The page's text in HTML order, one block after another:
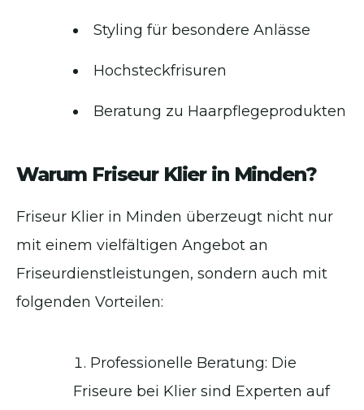
Styling für besondere Anlässe
Hochsteckfrisuren
Beratung zu Haarpflegeprodukten
Warum Friseur Klier in Minden?
Friseur Klier in Minden überzeugt nicht nur
mit einem vielfältigen Angebot an
Friseurdienstleistungen, sondern auch mit
folgenden Vorteilen:
Professionelle Beratung: Die
Friseure bei Klier sind Experten auf